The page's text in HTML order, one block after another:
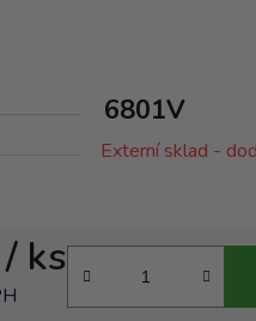
6801V
Externí sklad -
/ ks